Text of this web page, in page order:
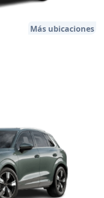
Más ubicaciones